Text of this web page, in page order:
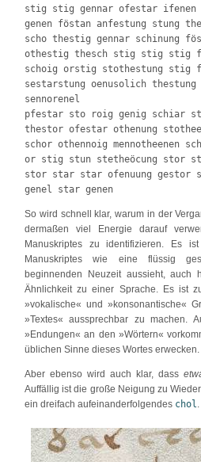
stig stig gennar ofestar ifenen
genen föstan anfestung stung
scho thestig gennar schinung
othestig thesch stig stig stig
schoig orstig stothestung stig
sestarstung oenusolich
sennorenel
pfestar sto roig genig schiar
thestor ofestar othenung
schor othennoig mennotheenen
or stig stun stetheöcung stor
stor star star ofenuung gestor
genel star genen
So wird schnell klar, warum in der
dermaßen viel Energie darauf
Manuskriptes zu identifizieren. Es
Manuskriptes wie eine flüssig
beginnenden Neuzeit aussieht, auch
Ähnlichkeit zu einer Sprache. Es ist
»vokalische« und »konsonantische«
»Textes« aussprechbar zu machen.
»Endungen« an den »Wörtern«
üblichen Sinne dieses Wortes erwecken.
Aber ebenso wird auch klar, dass
Auffällig ist die große Neigung zu
ein dreifach aufeinanderfolgendes chol.